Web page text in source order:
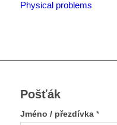
Physical problems
Pošťák
Jméno / přezdívka *